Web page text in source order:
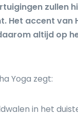
zullen
Het accent van
altijd op
Yoga zegt:
in het